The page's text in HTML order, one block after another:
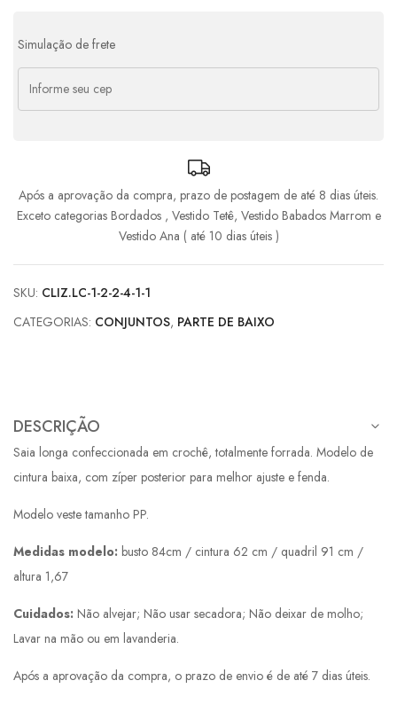
Simulação de frete
Após a aprovação da compra, prazo de postagem de até 8 dias úteis.
Exceto categorias Bordados , Vestido Tetê, Vestido Babados Marrom e
Vestido Ana ( até 10 dias úteis )
SKU: CLIZ.LC-1-2-2-4-1-1
CATEGORIAS: CONJUNTOS, PARTE DE BAIXO
DESCRIÇÃO
Saia longa confeccionada em crochê, totalmente forrada. Modelo de
cintura baixa, com zíper posterior para melhor ajuste e fenda.
Modelo veste tamanho PP.
Medidas modelo: busto 84cm / cintura 62 cm / quadril 91 cm /
altura 1,67
Cuidados: Não alvejar; Não usar secadora; Não deixar de molho;
Lavar na mão ou em lavanderia.
Após a aprovação da compra, o prazo de envio é de até 7 dias úteis.